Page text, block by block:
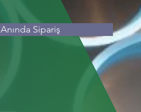
Anında Sipariş